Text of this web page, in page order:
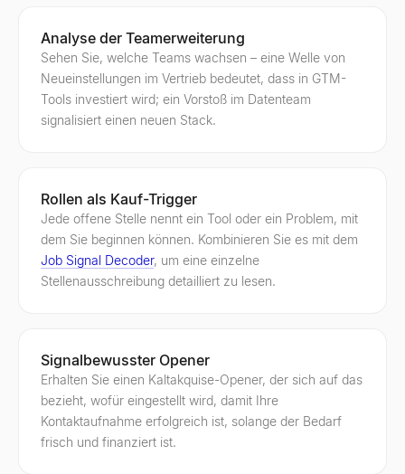
Analyse der Teamerweiterung
Sehen Sie, welche Teams wachsen – eine Welle von
Neueinstellungen im Vertrieb bedeutet, dass in GTM-
Tools investiert wird; ein Vorstoß im Datenteam
signalisiert einen neuen Stack.
Rollen als Kauf-Trigger
Jede offene Stelle nennt ein Tool oder ein Problem, mit
dem Sie beginnen können. Kombinieren Sie es mit dem
Job Signal Decoder, um eine einzelne
Stellenausschreibung detailliert zu lesen.
Signalbewusster Opener
Erhalten Sie einen Kaltakquise-Opener, der sich auf das
bezieht, wofür eingestellt wird, damit Ihre
Kontaktaufnahme erfolgreich ist, solange der Bedarf
frisch und finanziert ist.